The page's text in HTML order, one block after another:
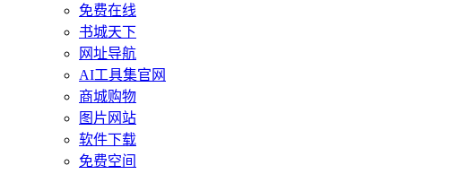
免费在线
书城天下
网址导航
AI工具集官网
商城购物
图片网站
软件下载
免费空间